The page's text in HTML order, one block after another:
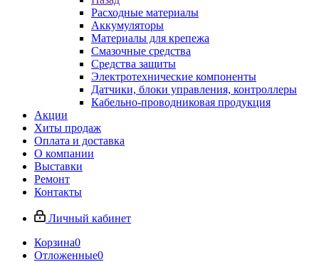
Расходные материалы
Аккумуляторы
Материалы для крепежа
Смазочные средства
Средства защиты
Электротехнические компоненты
Датчики, блоки управления, контроллеры
Кабельно-проводниковая продукция
Акции
Хиты продаж
Оплата и доставка
О компании
Выставки
Ремонт
Контакты
Личный кабинет
Корзина0
Отложенные0